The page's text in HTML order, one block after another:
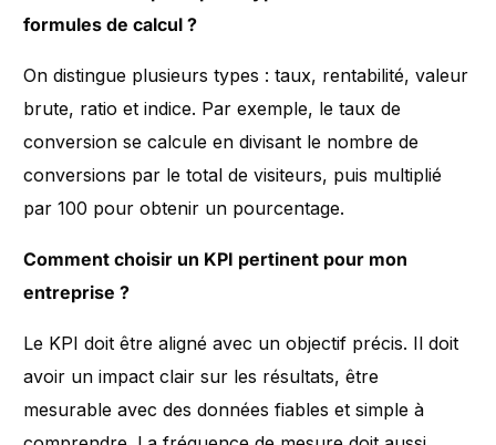
formules de calcul ?
On distingue plusieurs types : taux, rentabilité, valeur
brute, ratio et indice. Par exemple, le taux de
conversion se calcule en divisant le nombre de
conversions par le total de visiteurs, puis multiplié
par 100 pour obtenir un pourcentage.
Comment choisir un KPI pertinent pour mon
entreprise ?
Le KPI doit être aligné avec un objectif précis. Il doit
avoir un impact clair sur les résultats, être
mesurable avec des données fiables et simple à